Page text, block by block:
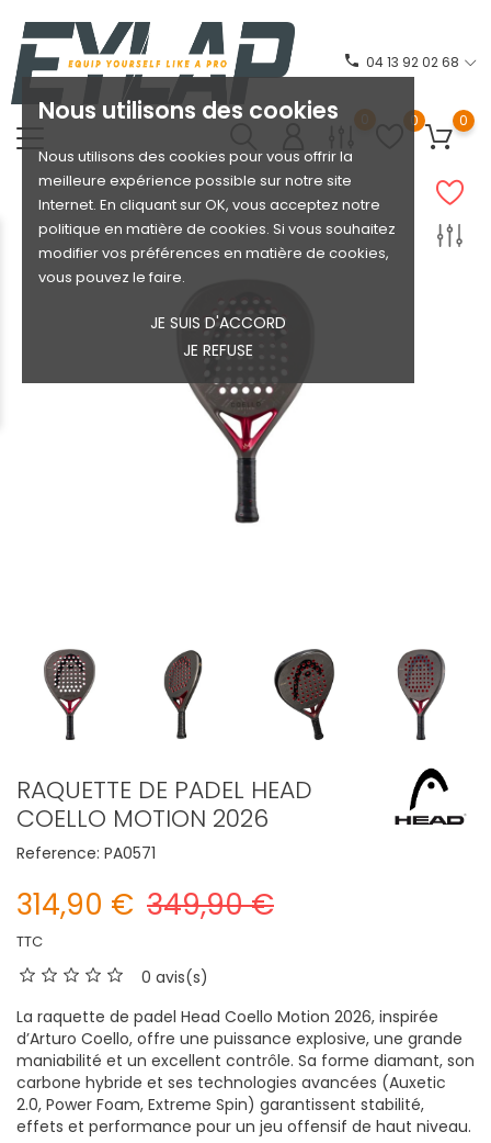
Nous utilisons des cookies
Nous utilisons des cookies pour vous offrir la
meilleure expérience possible sur notre site
Internet. En cliquant sur OK, vous acceptez notre
politique en matière de cookies. Si vous souhaitez
modifier vos préférences en matière de cookies,
vous pouvez le faire.
JE SUIS D'ACCORD
JE REFUSE
phone 04 13 92 02 68
0 0 0
RAQUETTE DE PADEL HEAD
COELLO MOTION 2026
Reference: PA0571
314,90 € 349,90 €
TTC
0 avis(s)
La raquette de padel Head Coello Motion 2026, inspirée
d’Arturo Coello, offre une puissance explosive, une grande
maniabilité et un excellent contrôle. Sa forme diamant, son
carbone hybride et ses technologies avancées (Auxetic
2.0, Power Foam, Extreme Spin) garantissent stabilité,
effets et performance pour un jeu offensif de haut niveau.